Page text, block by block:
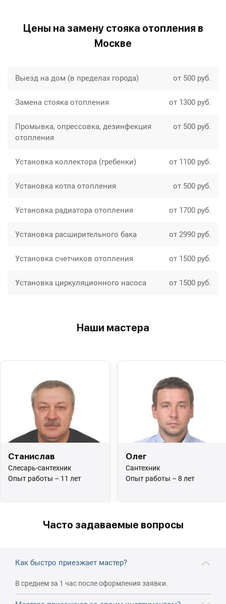
Цены на замену стояка отопления в
Москве
Выезд на дом (в пределах города) от 500 руб.
Замена стояка отопления от 1300 руб.
Промывка, опрессовка, дезинфекция
отопления
от 500 руб.
Установка коллектора (гребенки) от 1100 руб.
Установка котла отопления от 500 руб.
Установка радиатора отопления от 1700 руб.
Установка расширительного бака от 2990 руб.
Установка счетчиков отопления от 1500 руб.
Установка циркуляционного насоса от 1500 руб.
Наши мастера
Станислав
Слесарь-сантехник
Опыт работы – 11 лет
Олег
Сантехник
Опыт работы – 8 лет
Часто задаваемые вопросы
Как быстро приезжает мастер?
В среднем за 1 час после оформления заявки.